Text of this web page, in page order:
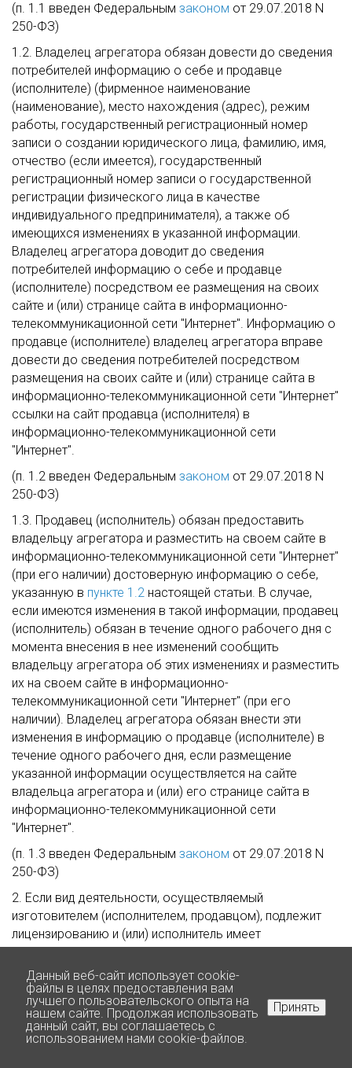
(п. 1.1 введен Федеральным законом от 29.07.2018 N
250-ФЗ)
1.2. Владелец агрегатора обязан довести до сведения
потребителей информацию о себе и продавце
(исполнителе) (фирменное наименование
(наименование), место нахождения (адрес), режим
работы, государственный регистрационный номер
записи о создании юридического лица, фамилию, имя,
отчество (если имеется), государственный
регистрационный номер записи о государственной
регистрации физического лица в качестве
индивидуального предпринимателя), а также об
имеющихся изменениях в указанной информации.
Владелец агрегатора доводит до сведения
потребителей информацию о себе и продавце
(исполнителе) посредством ее размещения на своих
сайте и (или) странице сайта в информационно-
телекоммуникационной сети "Интернет". Информацию о
продавце (исполнителе) владелец агрегатора вправе
довести до сведения потребителей посредством
размещения на своих сайте и (или) странице сайта в
информационно-телекоммуникационной сети "Интернет"
ссылки на сайт продавца (исполнителя) в
информационно-телекоммуникационной сети
"Интернет".
(п. 1.2 введен Федеральным законом от 29.07.2018 N
250-ФЗ)
1.3. Продавец (исполнитель) обязан предоставить
владельцу агрегатора и разместить на своем сайте в
информационно-телекоммуникационной сети "Интернет"
(при его наличии) достоверную информацию о себе,
указанную в пункте 1.2 настоящей статьи. В случае,
если имеются изменения в такой информации, продавец
(исполнитель) обязан в течение одного рабочего дня с
момента внесения в нее изменений сообщить
владельцу агрегатора об этих изменениях и разместить
их на своем сайте в информационно-
телекоммуникационной сети "Интернет" (при его
наличии). Владелец агрегатора обязан внести эти
изменения в информацию о продавце (исполнителе) в
течение одного рабочего дня, если размещение
указанной информации осуществляется на сайте
владельца агрегатора и (или) его странице сайта в
информационно-телекоммуникационной сети
"Интернет".
(п. 1.3 введен Федеральным законом от 29.07.2018 N
250-ФЗ)
2. Если вид деятельности, осуществляемый
изготовителем (исполнителем, продавцом), подлежит
лицензированию и (или) исполнитель имеет
государственную аккредитацию, до сведения
потребителя должна быть доведена информация о
виде деятельности изготовителя (исполнителя,
продавца), номере лицензии и (или) номере
свидетельства о государственной аккредитации,
сроках действия указанных лицензии и (или)
Нажмите для звонка
Данный веб-сайт использует cookie-
файлы в целях предоставления вам
лучшего пользовательского опыта на
нашем сайте. Продолжая использовать
данный сайт, вы соглашаетесь с
использованием нами cookie-файлов.
Принять